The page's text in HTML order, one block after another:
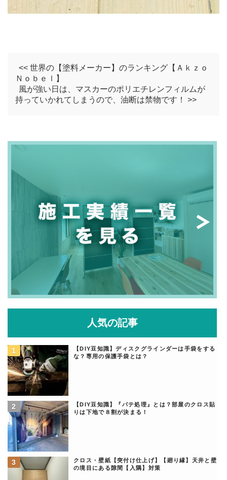
<< 世界の【塗料メーカー】のランキング【Ａｋｚｏ
Ｎｏｂｅｌ】
風が強い日は、マスカーのポリエチレンフィルムが
持っていかれてしまうので、油断は禁物です！ >>
人気の記事
【DIY豆知識】ディスクグラインダーは手袋をする
な？専用の保護手袋とは？
【DIY豆知識】『パテ処理』とは？部屋のクロス貼
りは下地で８割が決まる！
クロス・壁紙【突付け仕上げ】【廻り縁】天井と壁
の境目にある隙間【入隅】対策